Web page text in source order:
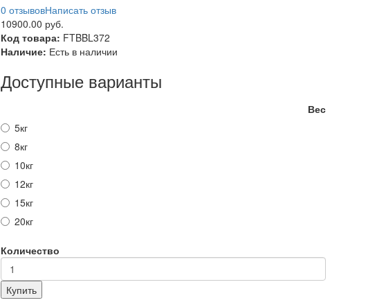
0 отзывовНаписать отзыв
10900.00 руб.
Код товара: FTBBL372
Наличие: Есть в наличии
Доступные варианты
Вес
5кг
8кг
10кг
12кг
15кг
20кг
Количество
Купить